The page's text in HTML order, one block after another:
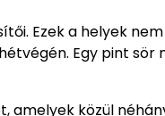
Ezek a helyek
Egy pint
közül